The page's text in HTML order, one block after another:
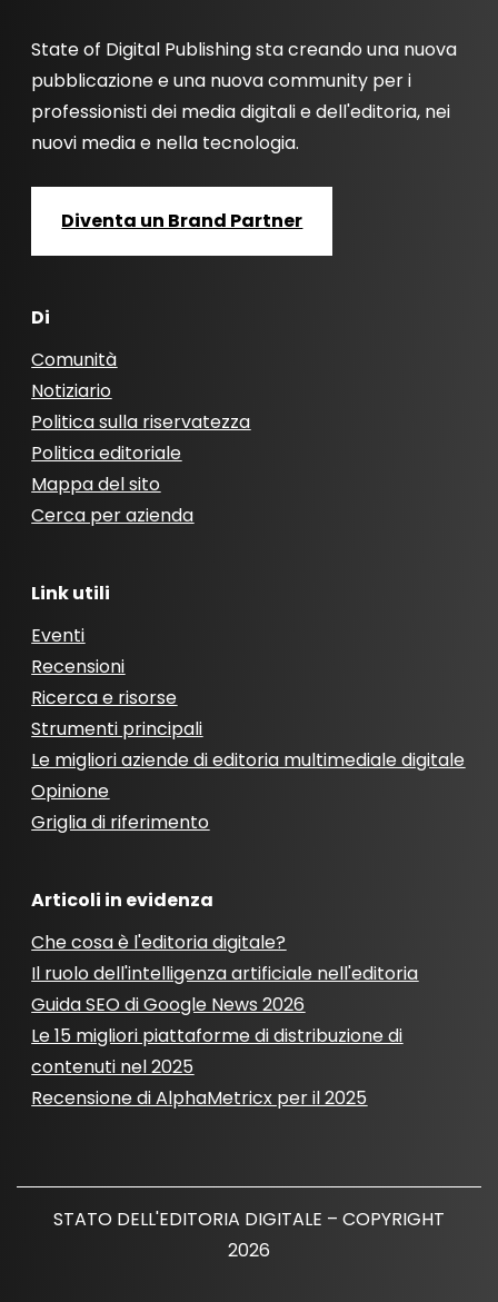
State of Digital Publishing sta creando una nuova
pubblicazione e una nuova community per i
professionisti dei media digitali e dell'editoria, nei
nuovi media e nella tecnologia.
Diventa un Brand Partner
Di
Comunità
Notiziario
Politica sulla riservatezza
Politica editoriale
Mappa del sito
Cerca per azienda
Link utili
Eventi
Recensioni
Ricerca e risorse
Strumenti principali
Le migliori aziende di editoria multimediale digitale
Opinione
Griglia di riferimento
Articoli in evidenza
Che cosa è l'editoria digitale?
Il ruolo dell'intelligenza artificiale nell'editoria
Guida SEO di Google News 2026
Le 15 migliori piattaforme di distribuzione di
contenuti nel 2025
Recensione di AlphaMetricx per il 2025
STATO DELL'EDITORIA DIGITALE – COPYRIGHT
2026